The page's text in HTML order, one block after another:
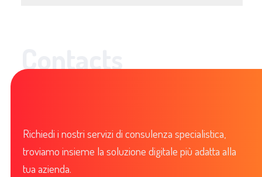
Contacts
Richiedi i nostri servizi di consulenza specialistica,
troviamo insieme la soluzione digitale più adatta alla
tua azienda.